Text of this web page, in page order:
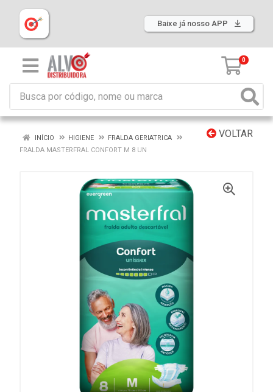
Baixe já nosso APP
0
VOLTAR
INÍCIO HIGIENE
FRALDA GERIATRICA
FRALDA MASTERFRAL CONFORT M 8 UN